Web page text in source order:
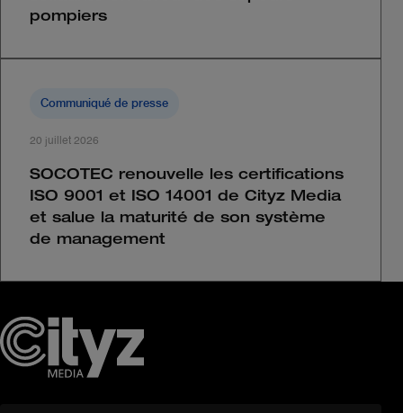
pompiers
Communiqué de presse
20 juillet 2026
SOCOTEC renouvelle les certifications
ISO 9001 et ISO 14001 de Cityz Media
et salue la maturité de son système
de management